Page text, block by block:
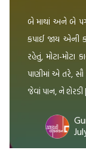
બે માથાં અને બે
કપાઈ જાય એની
રહેતું, મોટા-
પાણીમાં એ તરે,
જેવાં પાન, ને